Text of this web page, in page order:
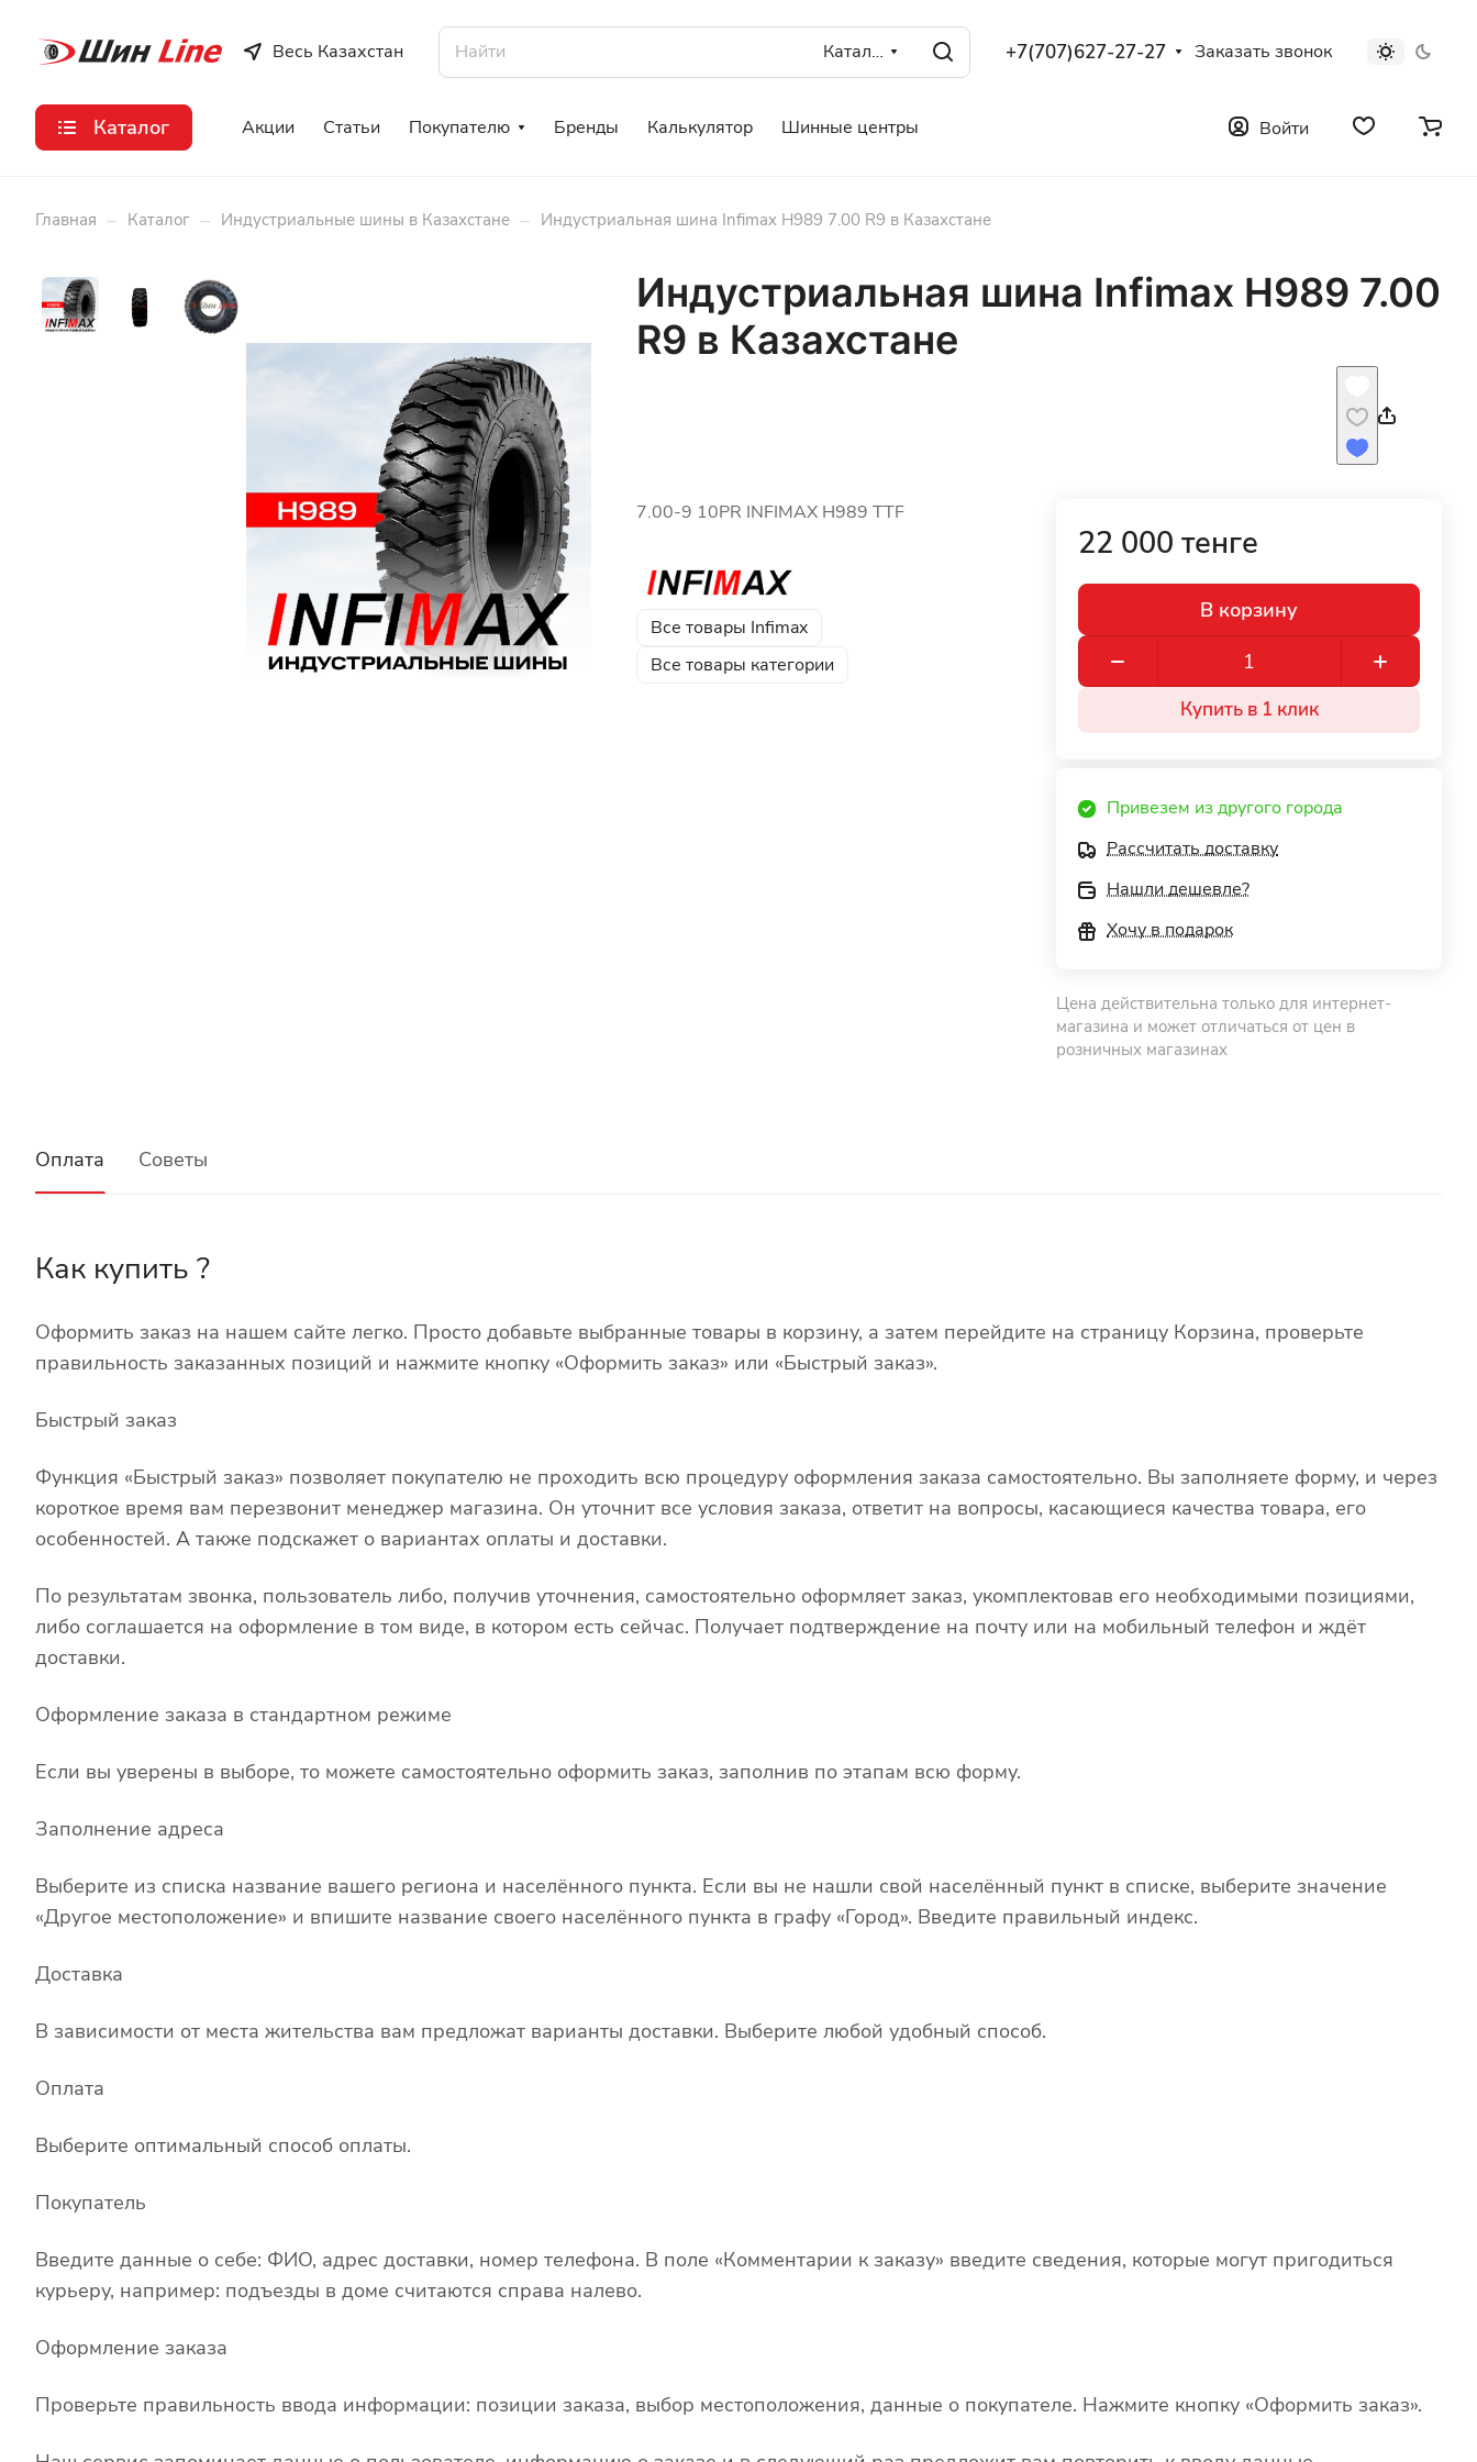
Весь Казахстан Каталог +7(707)627-27-27 Заказать звонок
Каталог Акции Статьи Покупателю Бренды Калькулятор Шинные центры Войти
Главная – Каталог – Индустриальные шины в Казахстане – Индустриальная шина Infimax H989 7.00 R9 в Казахстане
Индустриальная шина Infimax H989 7.00
R9 в Казахстане
7.00-9 10PR INFIMAX H989 TTF
Все товары Infimax
Все товары категории
22 000 тенге
В корзину
Купить в 1 клик
Привезем из другого города
Рассчитать доставку
Нашли дешевле?
Хочу в подарок
Цена действительна только для интернет-
магазина и может отличаться от цен в
розничных магазинах
Оплата Советы
Как купить ?
Оформить заказ на нашем сайте легко. Просто добавьте выбранные товары в корзину, а затем перейдите на страницу Корзина, проверьте
правильность заказанных позиций и нажмите кнопку «Оформить заказ» или «Быстрый заказ».
Быстрый заказ
Функция «Быстрый заказ» позволяет покупателю не проходить всю процедуру оформления заказа самостоятельно. Вы заполняете форму, и через
короткое время вам перезвонит менеджер магазина. Он уточнит все условия заказа, ответит на вопросы, касающиеся качества товара, его
особенностей. А также подскажет о вариантах оплаты и доставки.
По результатам звонка, пользователь либо, получив уточнения, самостоятельно оформляет заказ, укомплектовав его необходимыми позициями,
либо соглашается на оформление в том виде, в котором есть сейчас. Получает подтверждение на почту или на мобильный телефон и ждёт
доставки.
Оформление заказа в стандартном режиме
Если вы уверены в выборе, то можете самостоятельно оформить заказ, заполнив по этапам всю форму.
Заполнение адреса
Выберите из списка название вашего региона и населённого пункта. Если вы не нашли свой населённый пункт в списке, выберите значение
«Другое местоположение» и впишите название своего населённого пункта в графу «Город». Введите правильный индекс.
Доставка
В зависимости от места жительства вам предложат варианты доставки. Выберите любой удобный способ.
Оплата
Выберите оптимальный способ оплаты.
Покупатель
Введите данные о себе: ФИО, адрес доставки, номер телефона. В поле «Комментарии к заказу» введите сведения, которые могут пригодиться
курьеру, например: подъезды в доме считаются справа налево.
Оформление заказа
Проверьте правильность ввода информации: позиции заказа, выбор местоположения, данные о покупателе. Нажмите кнопку «Оформить заказ».